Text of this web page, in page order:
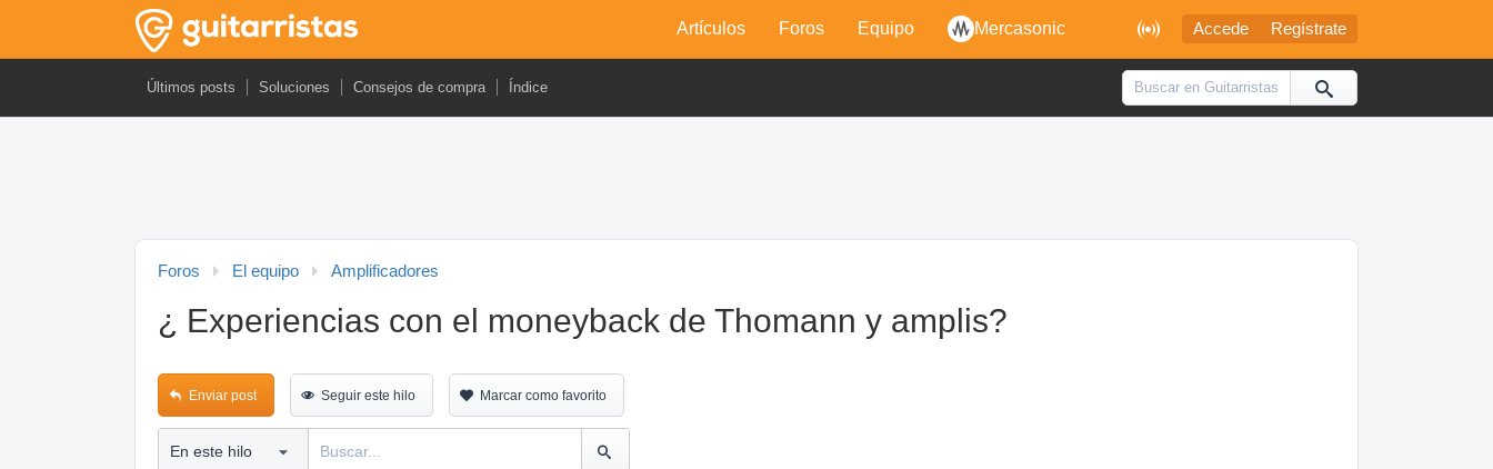
 Accede Regístrate
Artículos Foros Equipo Mercasonic
Últimos posts Soluciones Consejos de compra Índice
Foros El equipo Amplificadores
¿ Experiencias con el moneyback de Thomann y amplis?
Enviar post Seguir este hilo Marcar como favorito